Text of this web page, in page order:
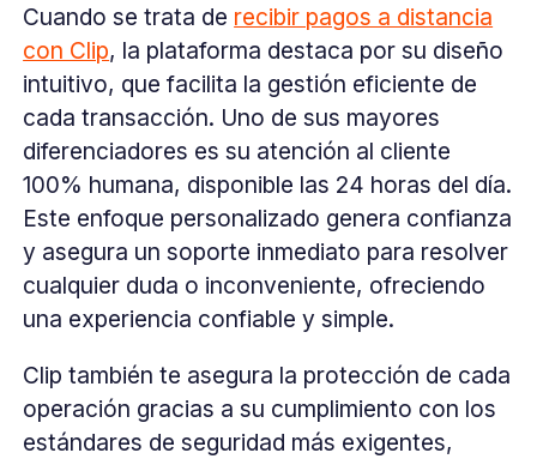
Cuando se trata de recibir pagos a distancia
con Clip, la plataforma destaca por su diseño
intuitivo, que facilita la gestión eficiente de
cada transacción. Uno de sus mayores
diferenciadores es su atención al cliente
100% humana, disponible las 24 horas del día.
Este enfoque personalizado genera confianza
y asegura un soporte inmediato para resolver
cualquier duda o inconveniente, ofreciendo
una experiencia confiable y simple.
Clip también te asegura la protección de cada
operación gracias a su cumplimiento con los
estándares de seguridad más exigentes,